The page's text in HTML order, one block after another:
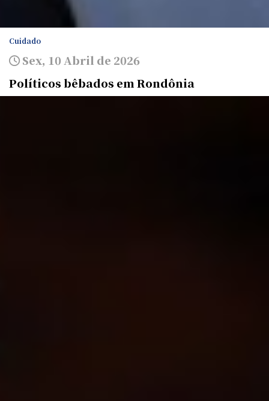
Cuidado
Sex, 10 Abril de 2026
Políticos bêbados em Rondônia